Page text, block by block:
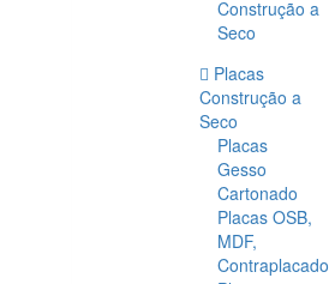
Construção a
Seco
Placas
Construção a
Seco
Placas
Gesso
Cartonado
Placas OSB,
MDF,
Contraplacado